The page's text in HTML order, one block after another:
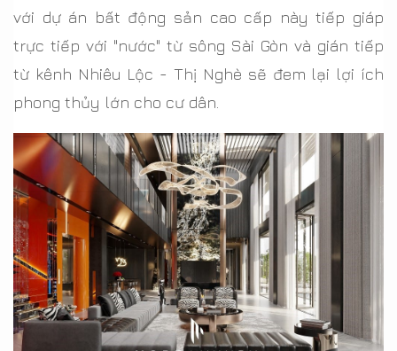
với dự án bất động sản cao cấp này tiếp giáp
trực tiếp với "nước" từ sông Sài Gòn và gián tiếp
từ kênh Nhiêu Lộc - Thị Nghè sẽ đem lại lợi ích
phong thủy lớn cho cư dân.